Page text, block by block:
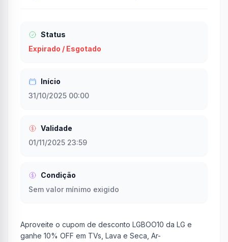
Status
Expirado / Esgotado
Início
31/10/2025 00:00
Validade
01/11/2025 23:59
Condição
Sem valor mínimo exigido
Aproveite o cupom de desconto LGBOO10 da LG e
ganhe 10% OFF em TVs, Lava e Seca, Ar-